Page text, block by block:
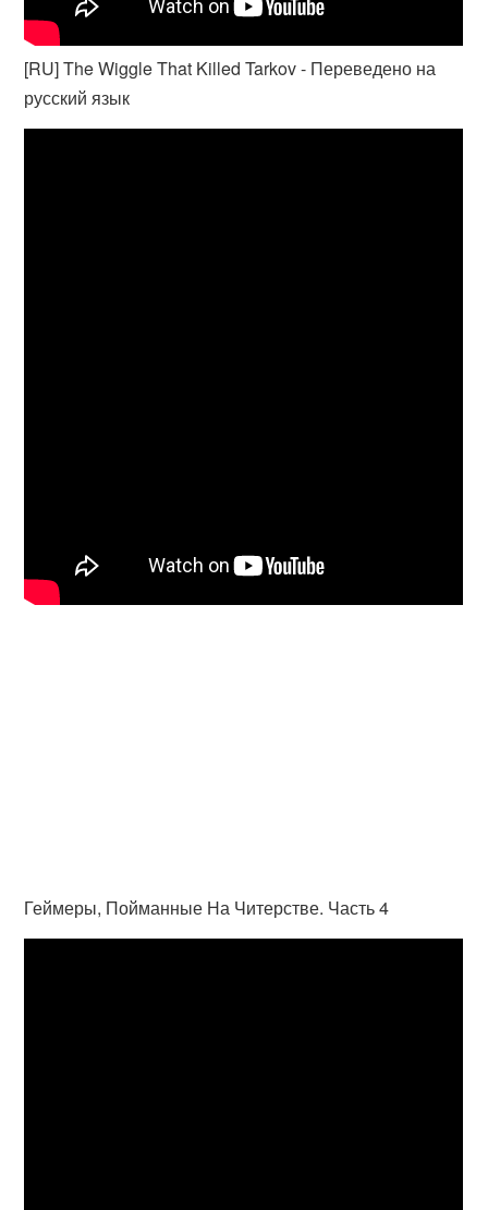
[RU] The Wiggle That Killed Tarkov - Переведено на
русский язык
Геймеры, Пойманные На Читерстве. Часть 4